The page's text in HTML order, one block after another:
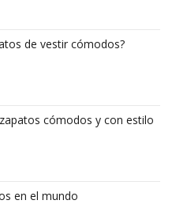
de vestir cómodos?
cómodos y con estilo
en el mundo